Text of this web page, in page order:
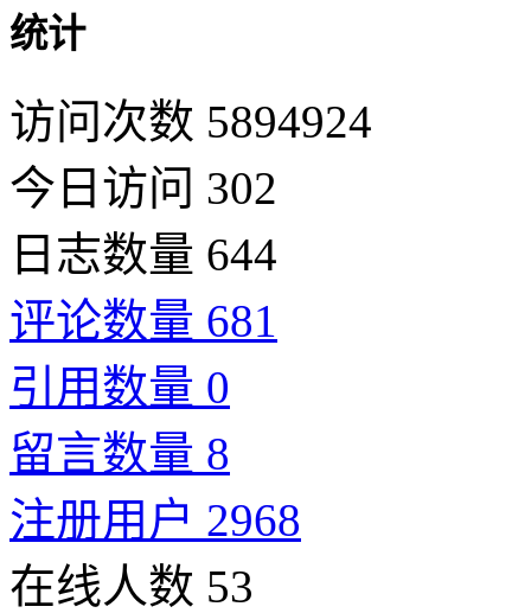
统计
访问次数 5894924
今日访问 302
日志数量 644
评论数量 681
引用数量 0
留言数量 8
注册用户 2968
在线人数 53